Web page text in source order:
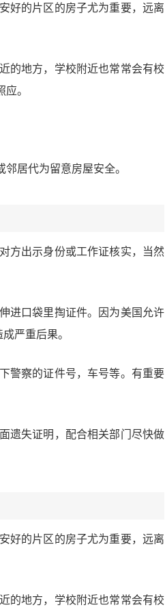
好的片区的房子尤为重要，远离
的地方，学校附近也常常会有校
。
居代为留意房屋安全。
方出示身份或工作证核实，当然
进口袋里掏证件。因为美国允许
严重后果。
警察的证件号，车号等。有重要
遗失证明，配合相关部门尽快做
好的片区的房子尤为重要，远离
的地方，学校附近也常常会有校